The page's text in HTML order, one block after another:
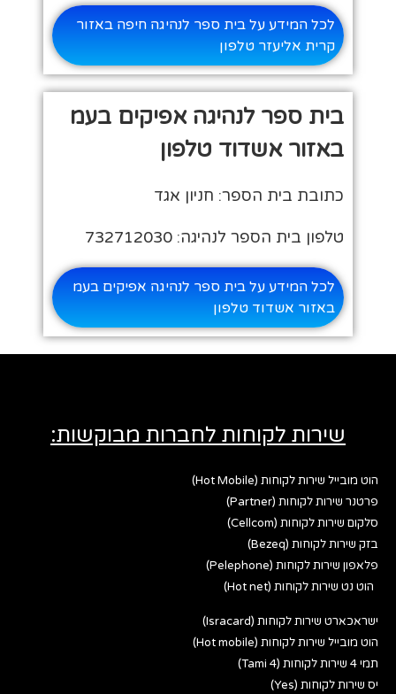
לכל המידע על בית ספר לנהיגה חיפה באזור
קרית אליעזר טלפון
בית ספר לנהיגה אפיקים בעמ
באזור אשדוד טלפון
כתובת בית הספר: חניון אגד
טלפון בית הספר לנהיגה: 732712030
לכל המידע על בית ספר לנהיגה אפיקים בעמ
באזור אשדוד טלפון
שירות לקוחות לחברות מבוקשות:
הוט מובייל שירות לקוחות (Hot Mobile)
פרטנר שירות לקוחות (Partner)
סלקום שירות לקוחות (Cellcom)
בזק שירות לקוחות (Bezeq)
פלאפון שירות לקוחות (Pelephone)
הוט נט שירות לקוחות (Hot net)
ישראכארט שירות לקוחות (Isracard)
הוט מובייל שירות לקוחות (Hot mobile)
תמי 4 שירות לקוחות (Tami 4)
יס שירות לקוחות (Yes)